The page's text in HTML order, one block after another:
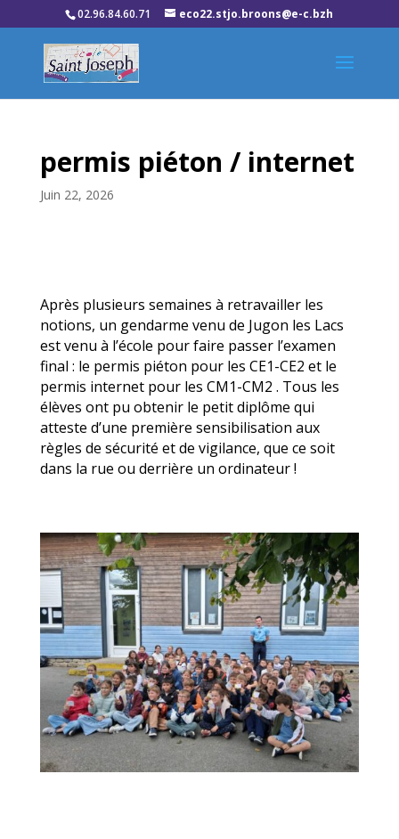
02.96.84.60.71 eco22.stjo.broons@e-c.bzh
permis piéton / internet
Juin 22, 2026
Après plusieurs semaines à retravailler les
notions, un gendarme venu de Jugon les Lacs
est venu à l’école pour faire passer l’examen
final : le permis piéton pour les CE1-CE2 et le
permis internet pour les CM1-CM2 . Tous les
élèves ont pu obtenir le petit diplôme qui
atteste d’une première sensibilisation aux
règles de sécurité et de vigilance, que ce soit
dans la rue ou derrière un ordinateur !